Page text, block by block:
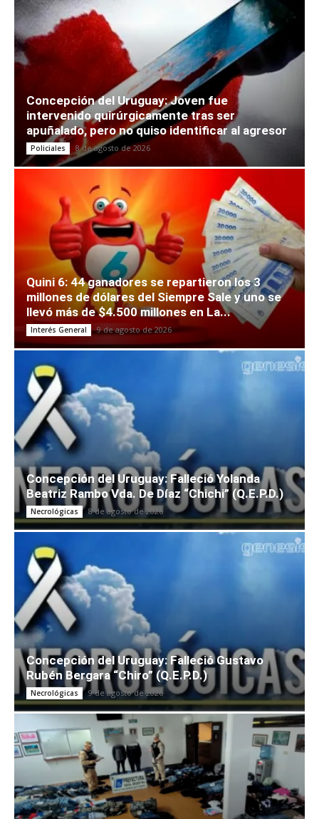
Concepción del Uruguay: Joven fue
intervenido quirúrgicamente tras ser
apuñalado, pero no quiso identificar al agresor
Policiales 8 de agosto de 2026
Quini 6: 44 ganadores se repartieron los 3
millones de dólares del Siempre Sale y uno se
llevó más de $4.500 millones en La...
Interés General 9 de agosto de 2026
Concepción del Uruguay: Falleció Yolanda
Beatriz Rambo Vda. De Díaz “Chichi” (Q.E.P.D.)
Necrológicas 8 de agosto de 2026
Concepción del Uruguay: Falleció Gustavo
Rubén Bergara “Chiro” (Q.E.P.D.)
Necrológicas 9 de agosto de 2026